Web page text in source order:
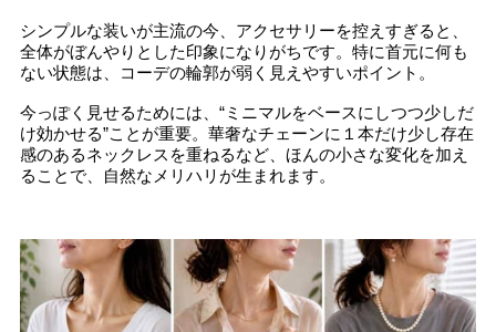
シンプルな装いが主流の今、アクセサリーを控えすぎると、
全体がぼんやりとした印象になりがちです。特に首元に何も
ない状態は、コーデの輪郭が弱く見えやすいポイント。
今っぽく見せるためには、“ミニマルをベースにしつつ少しだ
け効かせる”ことが重要。華奢なチェーンに１本だけ少し存在
感のあるネックレスを重ねるなど、ほんの小さな変化を加え
ることで、自然なメリハリが生まれます。